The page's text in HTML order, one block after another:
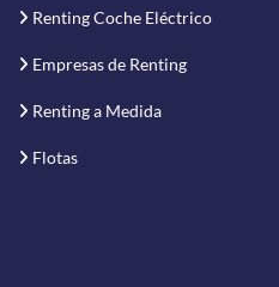
Renting Coche Eléctrico
Empresas de Renting
Renting a Medida
Flotas